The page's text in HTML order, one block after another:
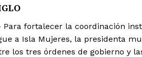
Para fortalecer la coordinación
a Isla Mujeres, la presidenta
los tres órdenes de gobierno y